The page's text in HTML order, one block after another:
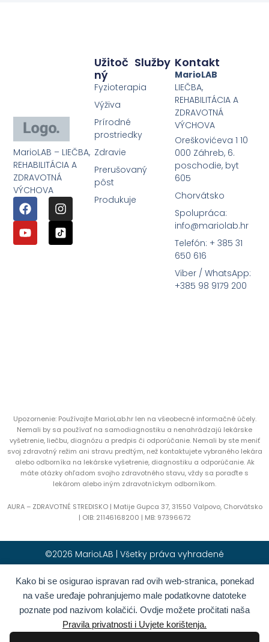
Kako bi se osigurao ispravan rad ovih web-stranica, ponekad
na vaše uređaje pohranjujemo male podatkovne datoteke
poznate pod nazivom kolačići. Ovdje možete pročitati naša
Pravila privatnosti i Uvjete korištenja.
MarioLAB – LIEČBA,
REHABILITÁCIA A
ZDRAVOTNÁ
VÝCHOVA
Služby
Užitoč
Ný
Fyzioterapia
Výživa
Prírodné
prostriedky
Zdravie
Prerušovaný
pôst
Produkuje
Kontakt
MarioLAB
LIEČBA,
REHABILITÁCIA A
ZDRAVOTNÁ
VÝCHOVA
Oreškovićeva 1 10
000 Záhreb, 6.
poschodie, byt
605
Chorvátsko
Spolupráca:
info@mariolab.hr
Telefón: + 385 31
650 616
Viber / WhatsApp:
+385 98 9179 200
Upozornenie: Používajte MarioLab.hr len na všeobecné informačné účely.
Nemali by sa používať na samodiagnostiku a nenahrádzajú lekárske
vyšetrenie, liečbu, diagnózu a predpis či odporúčanie. Nemali by ste meniť
svoj zdravotný režim ani stravu predtým, než kontaktujete vybraného lekára
alebo odborníka na lekárske vyšetrenie, diagnostiku a odporúčanie. Ak
máte otázky ohľadom svojho zdravotného stavu, vždy sa poraďte s
lekárom alebo iným zdravotníckym odborníkom.
AURA – ZDRAVOTNÉ STREDISKO | Matije Gupca 37, 31550 Valpovo, Chorvátsko
| OIB: 21146168200 | MB: 97396672
©2026 MarioLAB | Všetky práva vyhradené
Hrvatski(Chorvátština) English(Angličtina)
Deutsch (Nemčina) Polski(Polština)
Română(Rumunčina) Italiano( Taliančina)
Български(Bulharčina) Français(Francúzština)